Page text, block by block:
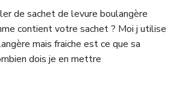
de sachet de levure boulangère
contient votre sachet ? Moi j utilise
mais fraiche est ce que sa
dois je en mettre